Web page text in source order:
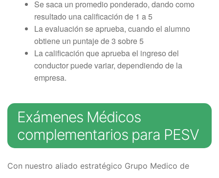
Se saca un promedio ponderado, dando como
resultado una calificación de 1 a 5
La evaluación se aprueba, cuando el alumno
obtiene un puntaje de 3 sobre 5
La calificación que aprueba el ingreso del
conductor puede variar, dependiendo de la
empresa.
Exámenes Médicos
complementarios para PESV
Con nuestro aliado estratégico Grupo Medico de